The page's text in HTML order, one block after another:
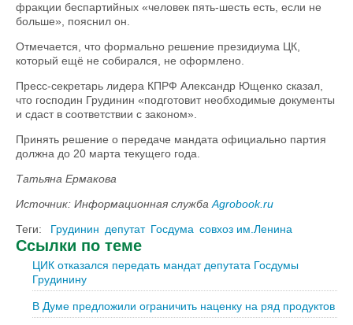
фракции беспартийных «человек пять-шесть есть, если не
больше», пояснил он.
Отмечается, что формально решение президиума ЦК,
который ещё не собирался, не оформлено.
Пресс-секретарь лидера КПРФ Александр Ющенко сказал,
что господин Грудинин «подготовит необходимые документы
и сдаст в соответствии с законом».
Принять решение о передаче мандата официально партия
должна до 20 марта текущего года.
Татьяна Ермакова
Источник: Информационная служба Agrobook.ru
Теги:
Грудинин депутат Госдума совхоз им.Ленина
Ссылки по теме
ЦИК отказался передать мандат депутата Госдумы
Грудинину
В Думе предложили ограничить наценку на ряд продуктов